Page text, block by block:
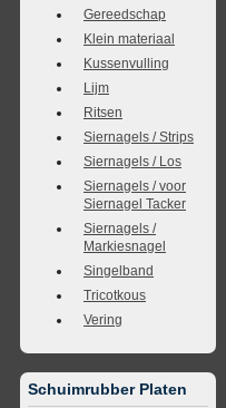
Gereedschap
Klein materiaal
Kussenvulling
Lijm
Ritsen
Siernagels / Strips
Siernagels / Los
Siernagels / voor
Siernagel Tacker
Siernagels /
Markiesnagel
Singelband
Tricotkous
Vering
Schuimrubber Platen